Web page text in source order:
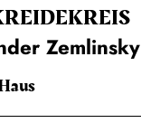
Zemlinsky